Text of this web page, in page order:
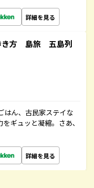
詳細を見る
き方 島旅 五島列
はん、古民家ステイな
ギュッと凝縮。さあ、
詳細を見る